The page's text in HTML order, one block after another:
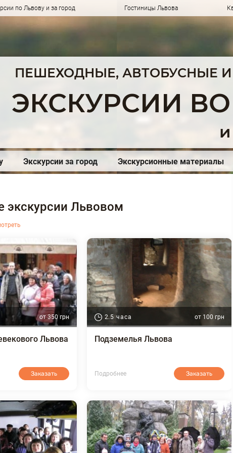
по Львову и за город Гостиницы Львова
ПЕШЕХОДНЫЕ, АВТОБУСНЫЕ
ЭКСКУРСИИ
и
Экскурсии за город Экскурсионные материалы
экскурсии Львовом
от 350 грн
Львова
Заказать
2.5 часа от 100 грн
Подземелья Львова
Подробнее Заказать